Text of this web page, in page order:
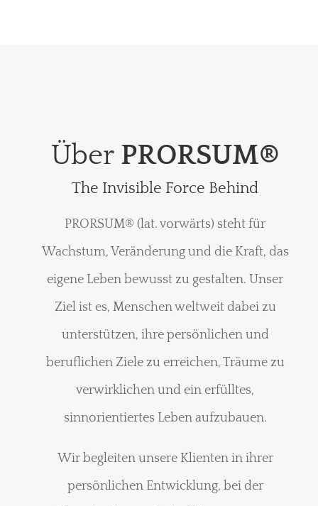
Über PRORSUM®
The Invisible Force Behind
PRORSUM® (lat. vorwärts) steht für
Wachstum, Veränderung und die Kraft, das
eigene Leben bewusst zu gestalten. Unser
Ziel ist es, Menschen weltweit dabei zu
unterstützen, ihre persönlichen und
beruflichen Ziele zu erreichen, Träume zu
verwirklichen und ein erfülltes,
sinnorientiertes Leben aufzubauen.
Wir begleiten unsere Klienten in ihrer
persönlichen Entwicklung, bei der